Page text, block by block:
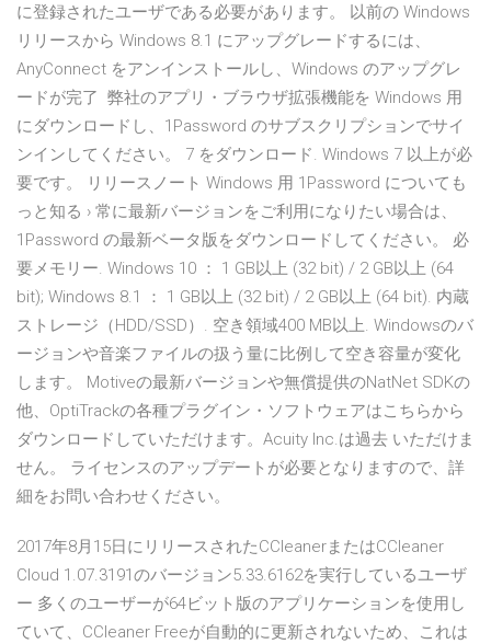
に登録されたユーザである必要があります。 以前の Windows
リリースから Windows 8.1 にアップグレードするには、
AnyConnect をアンインストールし、Windows のアップグレ
ードが完了 弊社のアプリ・ブラウザ拡張機能を Windows 用
にダウンロードし、1Password のサブスクリプションでサイ
ンインしてください。 7 をダウンロード. Windows 7 以上が必
要です。 リリースノート Windows 用 1Password についても
っと知る › 常に最新バージョンをご利用になりたい場合は、
1Password の最新ベータ版をダウンロードしてください。 必
要メモリー. Windows 10 ： 1 GB以上 (32 bit) / 2 GB以上 (64
bit); Windows 8.1 ： 1 GB以上 (32 bit) / 2 GB以上 (64 bit). 内蔵
ストレージ（HDD/SSD）. 空き領域400 MB以上. Windowsのバ
ージョンや音楽ファイルの扱う量に比例して空き容量が変化
します。 Motiveの最新バージョンや無償提供のNatNet SDKの
他、OptiTrackの各種プラグイン・ソフトウェアはこちらから
ダウンロードしていただけます。Acuity Inc.は過去 いただけま
せん。 ライセンスのアップデートが必要となりますので、詳
細をお問い合わせください。
2017年8月15日にリリースされたCCleanerまたはCCleaner
Cloud 1.07.3191のバージョン5.33.6162を実行しているユーザ
ー 多くのユーザーが64ビット版のアプリケーションを使用し
ていて、CCleaner Freeが自動的に更新されないため、これは